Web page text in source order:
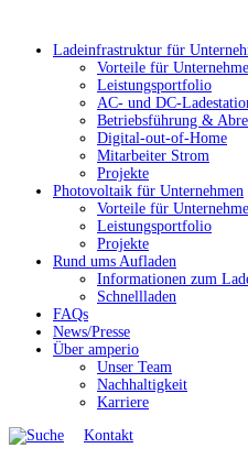
Ladeinfrastruktur für
Vorteile für
Leistungsportfolio
AC- und DC-
Betriebsführung &
Digital-out-of-Home
Mitarbeiter Strom
Projekte
Photovoltaik für Unternehmen
Vorteile für
Leistungsportfolio
Projekte
Rund ums Aufladen
Informationen zum
Schnellladen
FAQs
News/Presse
Über amperio
Unser Team
Nachhaltigkeit
Karriere
Kontakt